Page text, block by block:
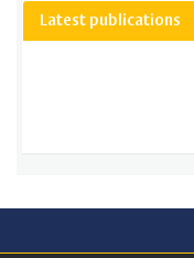
Latest publications